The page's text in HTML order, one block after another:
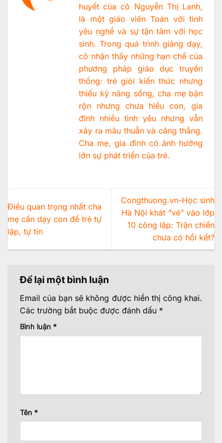
huyết của cô Nguyễn Thị Lanh,
là một giáo viên Toán với tình
yêu nghề và sự tận tâm với học
sinh. Trong quá trình giảng dạy,
cô nhận thấy những hạn chế của
phương pháp giáo dục truyền
thống: trẻ giỏi kiến thức nhưng
thiếu kỹ năng sống, cha mẹ bận
rộn nhưng chưa hiểu con, gia
đình nhiều tình yêu nhưng vẫn
xảy ra mâu thuẫn và căng thẳng.
Cha mẹ, gia đình có ảnh hưởng
lớn sự phát triển của trẻ.
Điều quan trọng nhất cha
mẹ cần dạy con để trẻ tự
lập, tự tin
Congthuong.vn-Học sinh
Hà Nội khát “vé” vào lớp
10 công lập: Trận chiến
chưa có hồi kết?
Để lại một bình luận
Email của bạn sẽ không được hiển thị công khai.
Các trường bắt buộc được đánh dấu *
Bình luận *
Tên *